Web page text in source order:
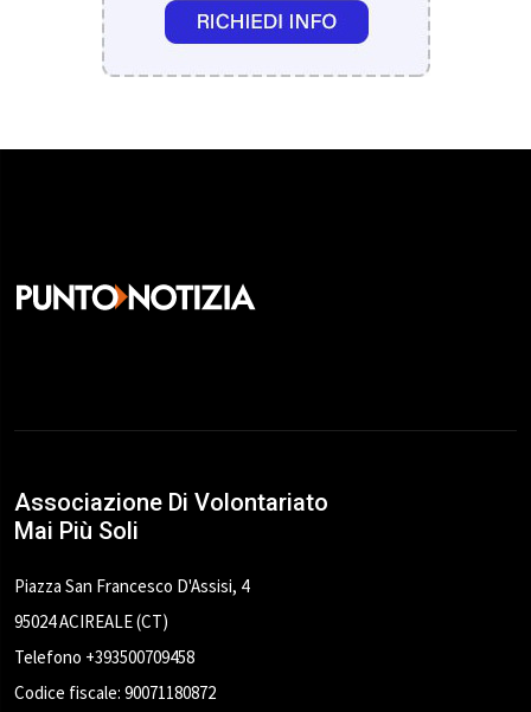
Associazione Di Volontariato
Mai Più Soli
Piazza San Francesco D'Assisi, 4
95024 ACIREALE (CT)
Telefono +393500709458
Codice fiscale: 90071180872